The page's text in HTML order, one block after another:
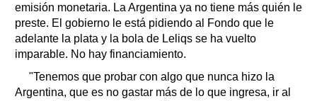
emisión monetaria. La Argentina ya no tiene más quién le
preste. El gobierno le está pidiendo al Fondo que le
adelante la plata y la bola de Leliqs se ha vuelto
imparable. No hay financiamiento.
"Tenemos que probar con algo que nunca hizo la
Argentina, que es no gastar más de lo que ingresa, ir al